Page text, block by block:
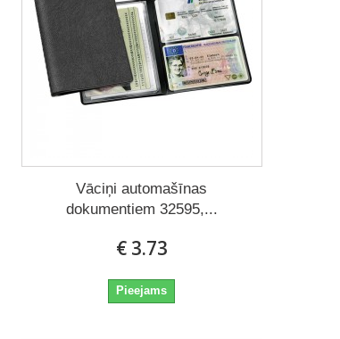
Vāciņi automašīnas
dokumentiem 32595,...
€ 3.73
Pieejams